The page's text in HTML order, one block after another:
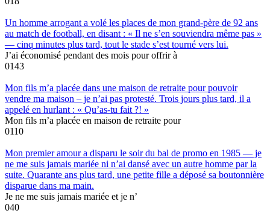
Un homme arrogant a volé les places de mon grand-père de 92 ans
au match de football, en disant : « Il ne s’en souviendra même pas »
— cinq minutes plus tard, tout le stade s’est tourné vers lui.
J’ai économisé pendant des mois pour offrir à
0143
Mon fils m’a placée dans une maison de retraite pour pouvoir
vendre ma maison – je n’ai pas protesté. Trois jours plus tard, il a
appelé en hurlant : « Qu’as-tu fait ?! »
Mon fils m’a placée en maison de retraite pour
0110
Mon premier amour a disparu le soir du bal de promo en 1985 — je
ne me suis jamais mariée ni n’ai dansé avec un autre homme par la
suite. Quarante ans plus tard, une petite fille a déposé sa boutonnière
disparue dans ma main.
Je ne me suis jamais mariée et je n’
040